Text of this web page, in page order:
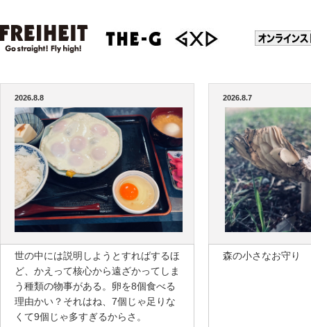
2026.8.8
世の中には説明しようとすればするほ
ど、かえって核心から遠ざかってしま
う種類の物事がある。卵を8個食べる
理由かい？それはね、7個じゃ足りな
くて9個じゃ多すぎるからさ。
2026.8.7
森の小さなお守り